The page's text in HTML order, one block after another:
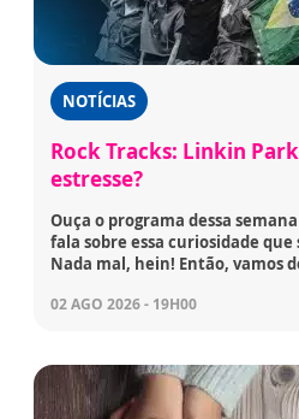
NOTÍCIAS
Rock Tracks: Linkin
estresse?
Ouça o programa dessa
fala sobre essa curiosidade
Nada mal, hein! Então, vamos
02 AGO 2026 - 19H00